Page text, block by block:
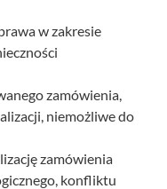
w zakresie
zamówienia,
niemożliwe do
zamówienia
konfliktu